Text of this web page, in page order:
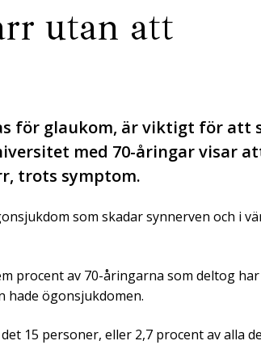
utan att
för glaukom, är viktigt för att
med 70-åringar visar
trots symptom.
som skadar synnerven och i
procent av 70-åringarna som deltog
hade ögonsjukdomen.
15 personer, eller 2,7 procent av alla